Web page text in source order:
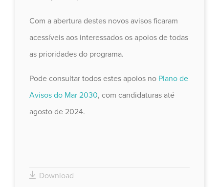
Com a abertura destes novos avisos ficaram
acessíveis aos interessados os apoios de todas
as prioridades do programa.
Pode consultar todos estes apoios no Plano de
Avisos do Mar 2030, com candidaturas até
agosto de 2024.
Download